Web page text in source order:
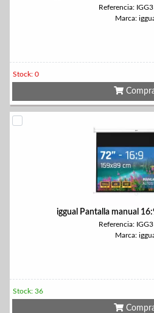
Referencia:
Marca:
Stock: 0
iggual Pantalla manual
Referencia:
Marca:
Stock: 36